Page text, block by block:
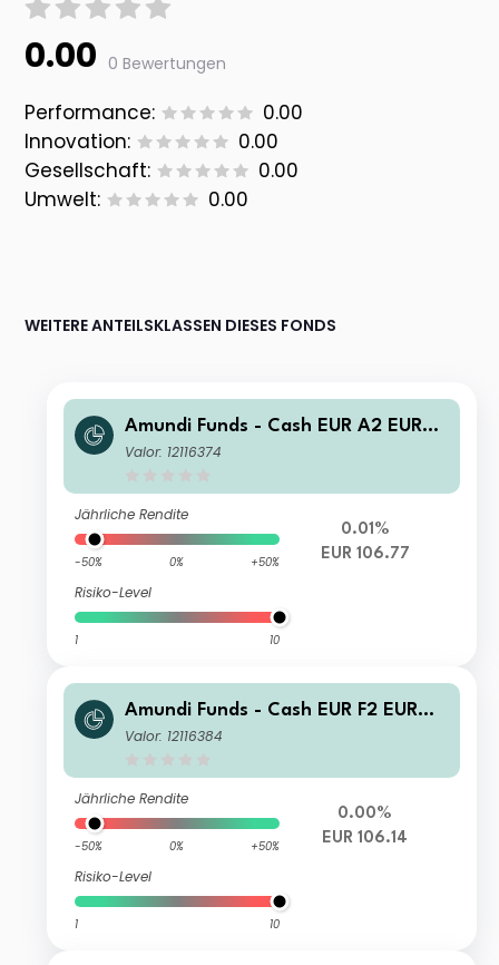
0.00 0 Bewertungen
Performance:
0.00
Innovation:
0.00
Gesellschaft:
0.00
Umwelt:
0.00
WEITERE ANTEILSKLASSEN DIESES FONDS
Amundi Funds - Cash EUR A2 EUR
(C)
Valor: 12116374
Jährliche Rendite
-50% 0% +50%
Risiko-Level
1 10
0.01%
EUR 106.77
Amundi Funds - Cash EUR F2 EUR
(C)
Valor: 12116384
Jährliche Rendite
-50% 0% +50%
Risiko-Level
1 10
0.00%
EUR 106.14